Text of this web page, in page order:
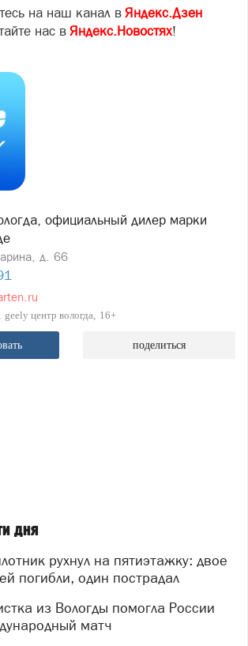
на наш канал в Яндекс.Дзен
нас в Яндекс.Новостях!
официальный дилер марки
д. 66
geely центр вологда 16+
поделиться
дня
погибли, один пострадал
матч